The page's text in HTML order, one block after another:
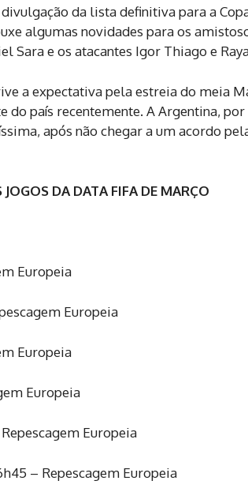
da lista definitiva para a
algumas novidades para os
Sara e os atacantes Igor Thiago e
a expectativa pela estreia do meia
do país recentemente. A Argentina, por
após não chegar a um acordo
DA DATA FIFA DE MARÇO
Europeia
Europeia
Europeia
Europeia
Europeia
– Repescagem Europeia